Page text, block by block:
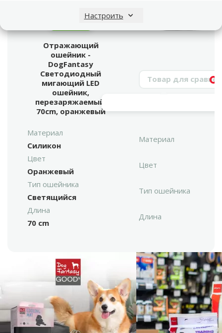
Настроить
марка
Отражающий
ошейник -
DogFantasy
Светодиодный
мигающий LED
ошейник,
перезаряжаемый,
70cm, оранжевый
Материал
Силикон
Материал
Цвет
Оранжевый
Цвет
Тип ошейника
Светящийся
Тип ошейника
Длина
70 cm
Длина